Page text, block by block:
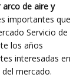
de aire y
importantes que
Servicio de
los años
interesadas en
mercado.